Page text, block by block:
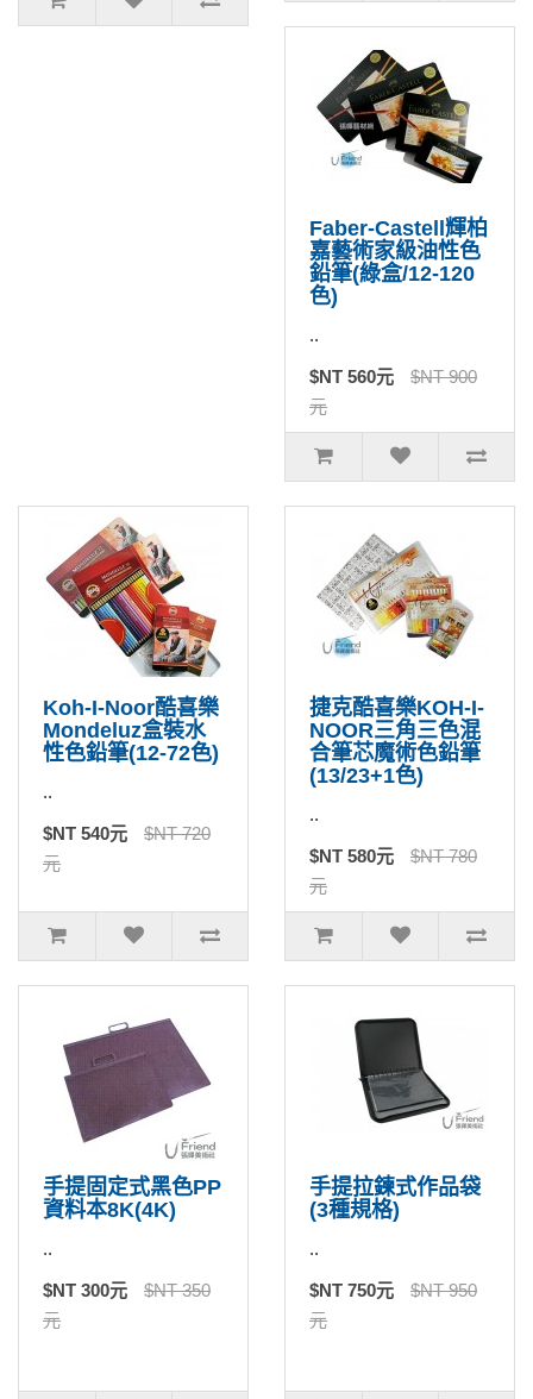
Faber-Castell輝柏
嘉藝術家級油性色
鉛筆(綠盒/12-120
色)
..
$NT 560元
$NT 900
元
Koh-I-Noor酷喜樂
Mondeluz盒裝水
性色鉛筆(12-72色)
..
$NT 540元
$NT 720
元
捷克酷喜樂KOH-I-
NOOR三角三色混
合筆芯魔術色鉛筆
(13/23+1色)
..
$NT 580元
$NT 780
元
手提固定式黑色PP
資料本8K(4K)
..
$NT 300元
$NT 350
元
手提拉鍊式作品袋
(3種規格)
..
$NT 750元
$NT 950
元